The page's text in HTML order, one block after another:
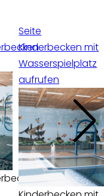
Seite
Kinderbecken mit
Wasserspielplatz
aufrufen